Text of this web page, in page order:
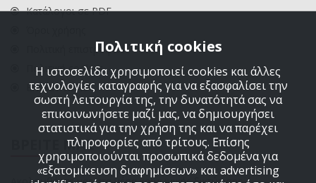
Κατάλογοι σε PDF
Πολιτική επιστροφών
Πολιτική cookies
ΕΠΙΚΟΙΝΩΝΙΑ
ΒΡΕΙΤΕ ΜΑΣ
Πολιτική cookies
Η ιστοσελίδα χρησιμοποιεί cookies και άλλες
τεχνολογίες καταγραφής για να εξασφαλίσει την
σωστή λειτουργία της, την δυνατότητά σας να
επικοινωνήσετε μαζί μας, να δημιουργήσει
στατιστικά για την χρήση της και να παρέχει
πληροφορίες από τρίτους. Επίσης
χρησιμοποιούνται προσωπικά δεδομένα για
«εξατομίκευση διαφημίσεων» και advertising